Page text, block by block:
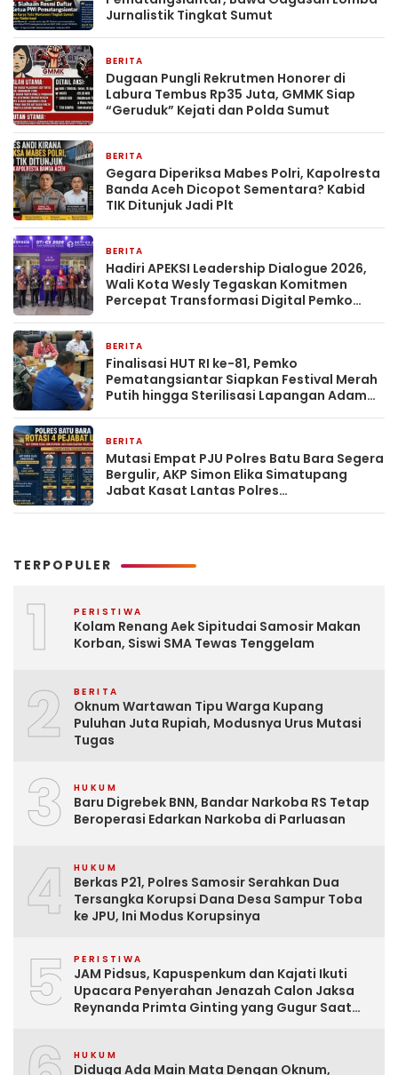
Jurnalistik Tingkat Sumut
BERITA
Dugaan Pungli Rekrutmen Honorer di
Labura Tembus Rp35 Juta, GMMK Siap
“Geruduk” Kejati dan Polda Sumut
BERITA
Gegara Diperiksa Mabes Polri, Kapolresta
Banda Aceh Dicopot Sementara? Kabid
TIK Ditunjuk Jadi Plt
BERITA
Hadiri APEKSI Leadership Dialogue 2026,
Wali Kota Wesly Tegaskan Komitmen
Percepat Transformasi Digital Pemko
BERITA
Finalisasi HUT RI ke-81, Pemko
Pematangsiantar Siapkan Festival Merah
Putih hingga Sterilisasi Lapangan Adam
BERITA
Mutasi Empat PJU Polres Batu Bara Segera
Bergulir, AKP Simon Elika Simatupang
Jabat Kasat Lantas Polres
TERPOPULER
1 PERISTIWA
Kolam Renang Aek Sipitudai Samosir Makan
Korban, Siswi SMA Tewas Tenggelam
2 BERITA
Oknum Wartawan Tipu Warga Kupang
Puluhan Juta Rupiah, Modusnya Urus Mutasi
Tugas
3 HUKUM
Baru Digrebek BNN, Bandar Narkoba RS Tetap
Beroperasi Edarkan Narkoba di Parluasan
4 HUKUM
Berkas P21, Polres Samosir Serahkan Dua
Tersangka Korupsi Dana Desa Sampur Toba
ke JPU, Ini Modus Korupsinya
5 PERISTIWA
JAM Pidsus, Kapuspenkum dan Kajati Ikuti
Upacara Penyerahan Jenazah Calon Jaksa
Reynanda Primta Ginting yang Gugur Saat
HUKUM
Diduga Ada Main Mata Dengan Oknum,